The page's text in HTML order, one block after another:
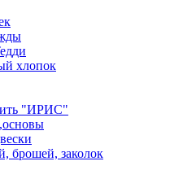
хлопок
"ИРИС"
брошей, заколок